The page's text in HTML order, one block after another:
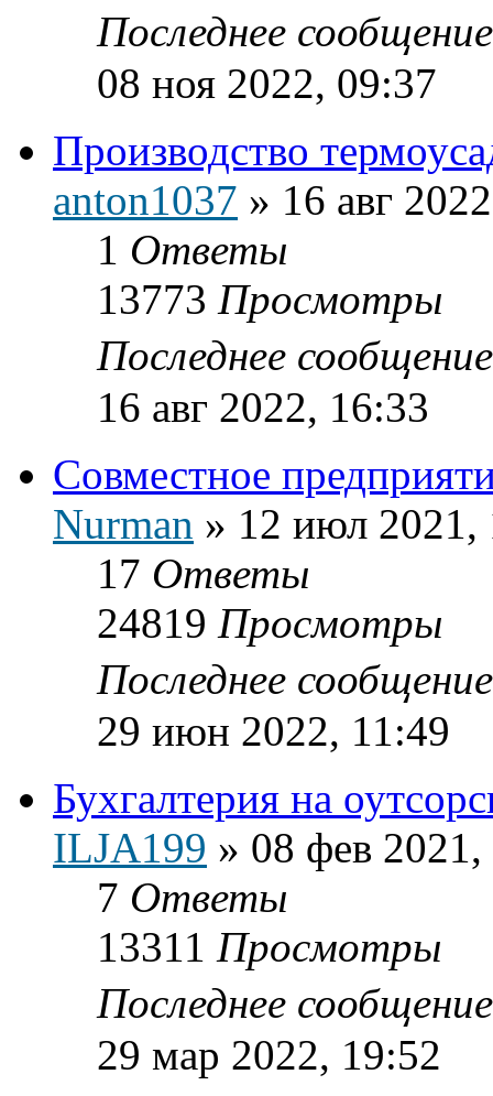
Последнее
08 ноя 2022, 09:37
Производство
anton1037 » 16 авг
1 Ответы
13773 Просмотры
Последнее
16 авг 2022, 16:33
Совместное
Nurman » 12 июл 2021,
17 Ответы
24819 Просмотры
Последнее
29 июн 2022, 11:49
Бухгалтерия на
ILJA199 » 08 фев
7 Ответы
13311 Просмотры
Последнее
29 мар 2022, 19:52